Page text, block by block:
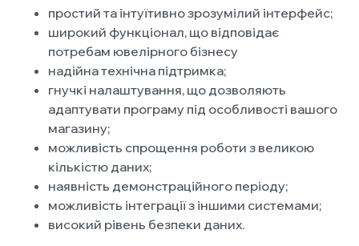
простий та інтуїтивно зрозумілий інтерфейс;
широкий функціонал, що відповідає
потребам ювелірного бізнесу
надійна технічна підтримка;
гнучкі налаштування, що дозволяють
адаптувати програму під особливості вашого
магазину;
можливість спрощення роботи з великою
кількістю даних;
наявність демонстраційного періоду;
можливість інтеграції з іншими системами;
високий рівень безпеки даних.